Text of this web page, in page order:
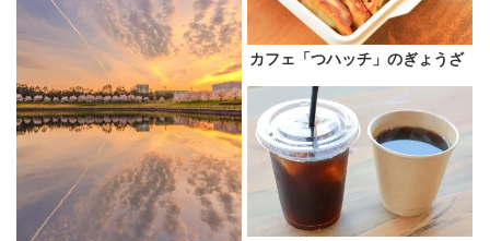
カフェ「つハッチ」のぎょうざ